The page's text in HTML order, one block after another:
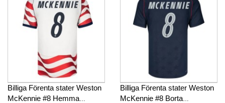
Billiga Förenta stater Weston
McKennie #8 Hemma
Billiga Förenta stater Weston
McKennie #8 Borta